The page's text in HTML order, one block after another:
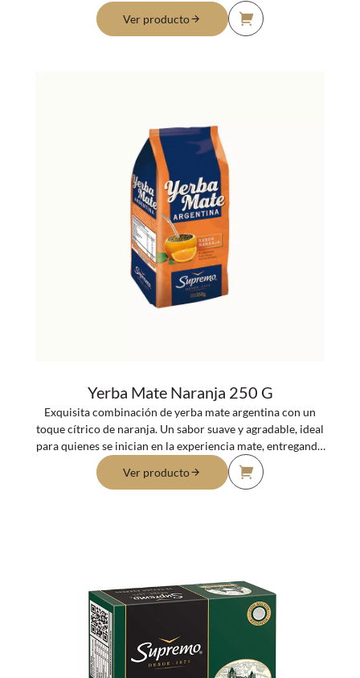
Ver producto
Yerba Mate Naranja 250 G
Exquisita combinación de yerba mate argentina con un
toque cítrico de naranja. Un sabor suave y agradable, ideal
para quienes se inician en la experiencia mate, entregando
una sensación placentera y revitalizante.
Ver producto